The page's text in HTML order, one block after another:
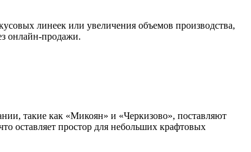
линеек или увеличения объемов производства,
онлайн-продажи.
такие как «Микоян» и «Черкизово», поставляют
оставляет простор для небольших крафтовых